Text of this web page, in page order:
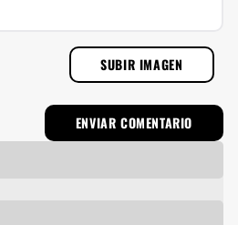
SUBIR IMAGEN